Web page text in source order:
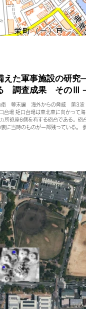
た軍事施設の研究─
調査成果 そのⅢ－
衛 幕末編 海外からの脅威 第3波
場 矩口台場は東北東に向かって海
所砲座6個を有する砲台である。砲
に当時のものが一部残っている。 参
場は南北370ｍ、東西100ｍの規模
は失われているが、北端部に残存す
存する稜堡式築城砲特有の凸角部の
参考文献（角田誠 2018 「淡路島
大阪湾と台場』戎光祥出版） 高崎台
『兵庫県の